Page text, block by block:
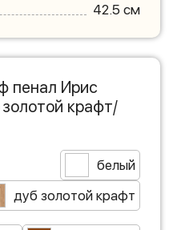
42.5 см
пенал Ирис
крафт/
белый
дуб золотой крафт